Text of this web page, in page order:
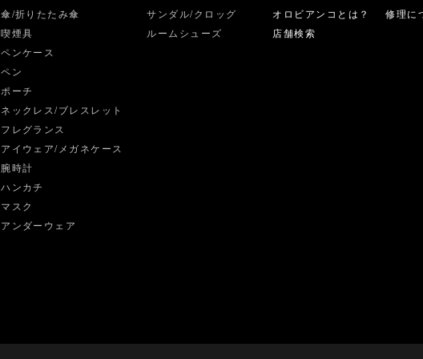
傘/折りたたみ傘
喫煙具
ペンケース
ペン
ポーチ
ネックレス/ブレスレット
フレグランス
アイウェア/メガネケース
腕時計
ハンカチ
マスク
アンダーウェア
サンダル/クロッグ
ルームシューズ
オロビアンコとは？
店舗検索
修理に